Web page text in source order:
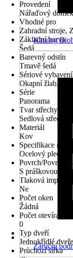
Provedení
Nářaďový domek
Vhodné pro
Zahradní stroje,
Základní barva
Šedá
Barevný odstín
Tmavě šedá
Sériové vybavení
Okapní žlab,
Série
Panorama
Tvar střechy
Sedlová střecha
Materiál
Kov
Specifikace
Ocelový plech
Povrch/
S práškovou
Tlaková
Ne
Počet oken
Žádná
Počet
0
Typ dveří
Jednokřídlé dveře
Průchozí šířka
Katalog
Záruční